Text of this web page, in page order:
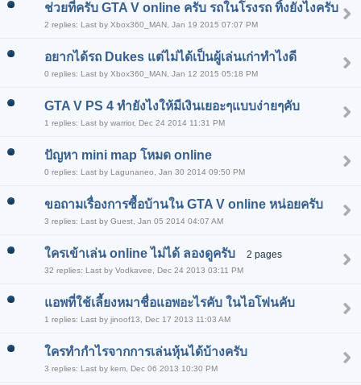
ช่วยที่ครับ GTA V online ครับ รถในโรงรถ ทิ้งยังไงครับ
2 replies: Last by Xbox360_MAN, Jan 19 2015 07:07 PM
อยากได้รถ Dukes แต่ไม่ได้เป็นผู้เล่นเก่าทำไงดี
0 replies: Last by Xbox360_MAN, Jan 12 2015 05:18 PM
GTA V PS 4 ทำยังไงให้มีเงินเยอะๆแบบง่ายๆคับ
1 replies: Last by warrior, Dec 24 2014 11:31 PM
ปัญหา mini map โหมด online
0 replies: Last by Lagunaneo, Jan 30 2014 09:50 PM
ขอถามเรื่องการซื้อบ้านใน GTA V online หน่อยครับ
3 replies: Last by Guest, Jan 05 2014 04:07 AM
ใครเข้าเล่น online ไม่ได้ ลองดูครับ 2 pages
32 replies: Last by Vodkavee, Dec 24 2013 03:11 PM
แอพที่ใช้เลี้ยงหมาชื่อแอพอะไรคับ ในไอโฟนคับ
1 replies: Last by jinoof13, Dec 17 2013 11:03 AM
ใครทำกำไรจากการเล่นหุ้นได้บ้างครับ
3 replies: Last by kem, Dec 06 2013 10:30 PM